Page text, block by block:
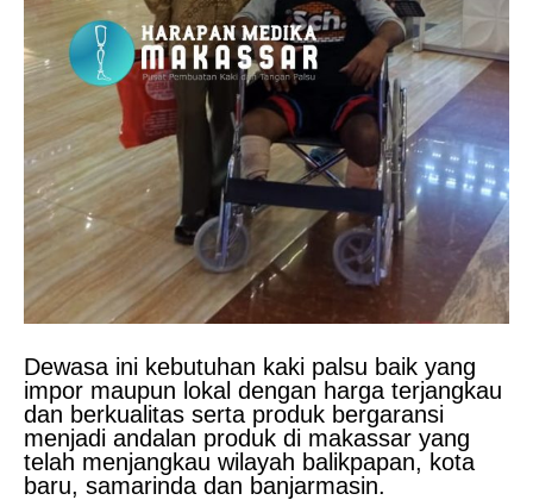
Dewasa ini kebutuhan kaki palsu baik yang
impor maupun lokal dengan harga terjangkau
dan berkualitas serta produk bergaransi
menjadi andalan produk di makassar yang
telah menjangkau wilayah balikpapan, kota
baru, samarinda dan banjarmasin.